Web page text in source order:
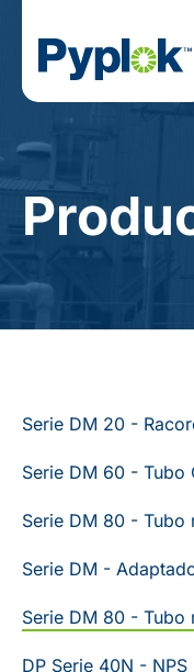
Serie DM 20 -
Serie DM 60 - Tubo
Serie DM 80 - Tubo
Serie DM -
Serie DM 80 - Tubo
DP Serie 40N -